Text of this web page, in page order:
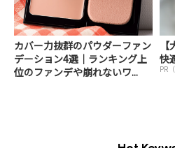
カバー力抜群のパウダーファン
デーション4選｜ランキング上
位のファンデや崩れないワ...
快
PR